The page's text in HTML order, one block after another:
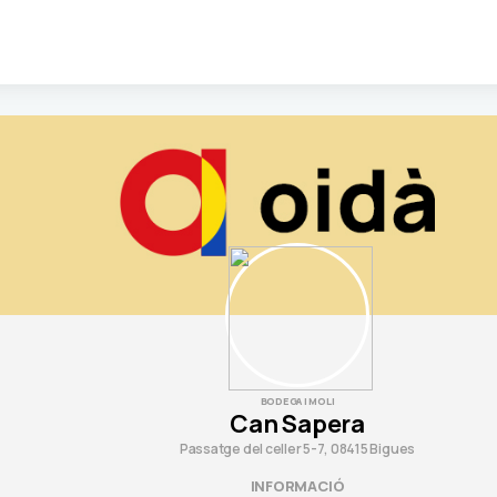
BODEGA I MOLI
Can Sapera
Passatge del celler 5-7, 08415 Bigues
INFORMACIÓ